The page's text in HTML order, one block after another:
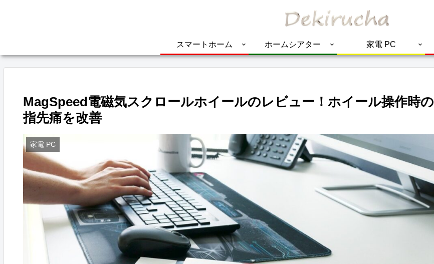
スマートホーム ホームシアター 家電 PC
MagSpeed電磁気スクロールホイールのレビュー！ホイール操作時の
指先痛を改善
家電 PC